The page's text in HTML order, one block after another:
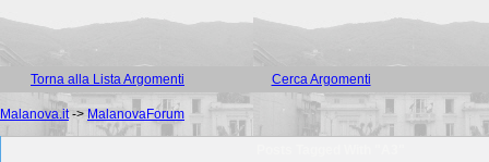
Torna alla Lista Argomenti Cerca Argomenti
Malanova.it-> MalanovaForum